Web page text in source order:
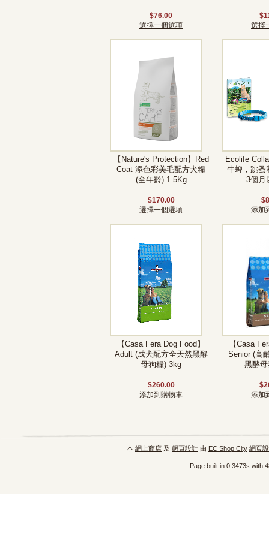
$76.00
選擇一個選項
選擇
【Nature's Protection】Red
Coat 添色彩美毛配方犬糧
(全年齡) 1.5Kg
$170.00
選擇一個選項
Ecolife
牛蜱，跳蚤
3個月
添加
【Casa Fera Dog Food】
Adult (成犬配方全天然黑酵
母狗糧) 3kg
$260.00
添加到購物車
【Casa
Senior (高
黑酵
添加
本 網上商店 及 網頁設計 由 EC Shop City 網頁
Page built in 0.3473s with